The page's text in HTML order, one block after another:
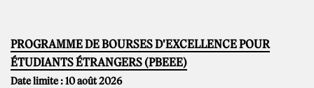
PROGRAMME DE BOURSES D'EXCELLENCE POUR
ÉTUDIANTS ÉTRANGERS (PBEEE)
Date limite : 10 août 2026